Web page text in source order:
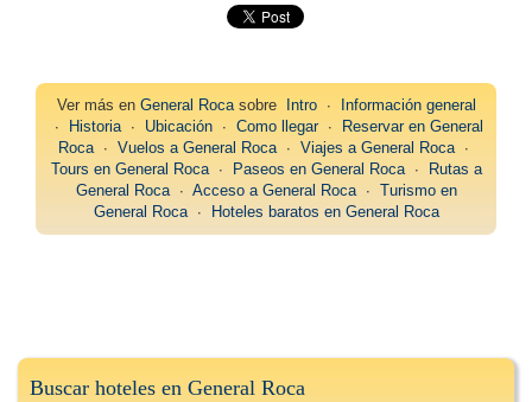
Ver más en General Rocasobre Intro∙
Información general
∙
Historia∙ Ubicación∙ Como llegar∙
Reservar en General
Roca∙ Vuelos a General Roca∙ Viajes a General Roca∙
Tours en General Roca∙ Paseos en General Roca∙
Rutas a
General Roca∙ Acceso a General Roca∙ Turismo en
General Roca∙ Hoteles baratos en General Roca
Buscar hoteles en General Roca